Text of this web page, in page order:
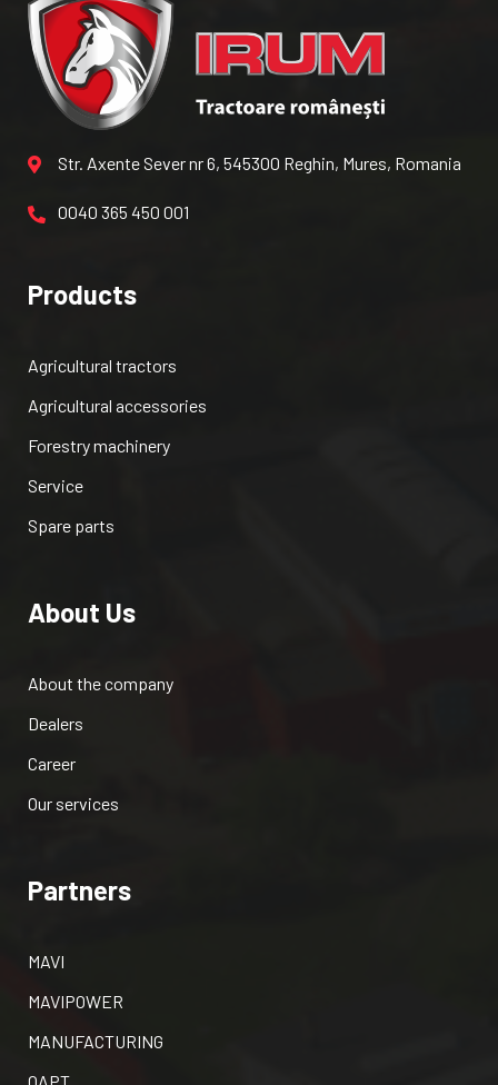
Str. Axente Sever nr 6, 545300 Reghin, Mures, Romania
0040 365 450 001
Products
Agricultural tractors
Agricultural accessories
Forestry machinery
Service
Spare parts
About Us
About the company
Dealers
Career
Our services
Partners
MAVI
MAVIPOWER
MANUFACTURING